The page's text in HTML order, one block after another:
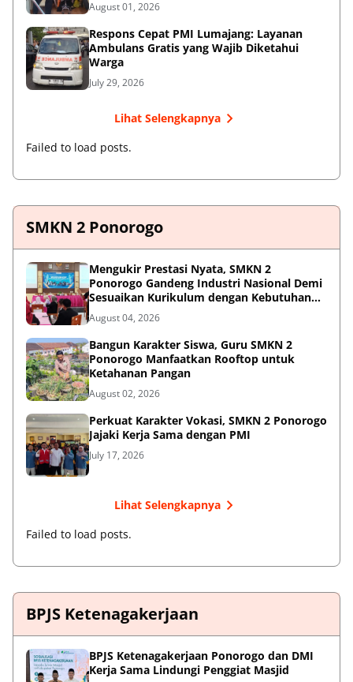
August 01, 2026
Respons Cepat PMI Lumajang: Layanan
Ambulans Gratis yang Wajib Diketahui
Warga
July 29, 2026
Lihat Selengkapnya
Failed to load posts.
SMKN 2 Ponorogo
Mengukir Prestasi Nyata, SMKN 2
Ponorogo Gandeng Industri Nasional Demi
Sesuaikan Kurikulum dengan Kebutuhan
Dunia Kerja
August 04, 2026
Bangun Karakter Siswa, Guru SMKN 2
Ponorogo Manfaatkan Rooftop untuk
Ketahanan Pangan
August 02, 2026
Perkuat Karakter Vokasi, SMKN 2 Ponorogo
Jajaki Kerja Sama dengan PMI
July 17, 2026
Lihat Selengkapnya
Failed to load posts.
BPJS Ketenagakerjaan
BPJS Ketenagakerjaan Ponorogo dan DMI
Kerja Sama Lindungi Penggiat Masjid